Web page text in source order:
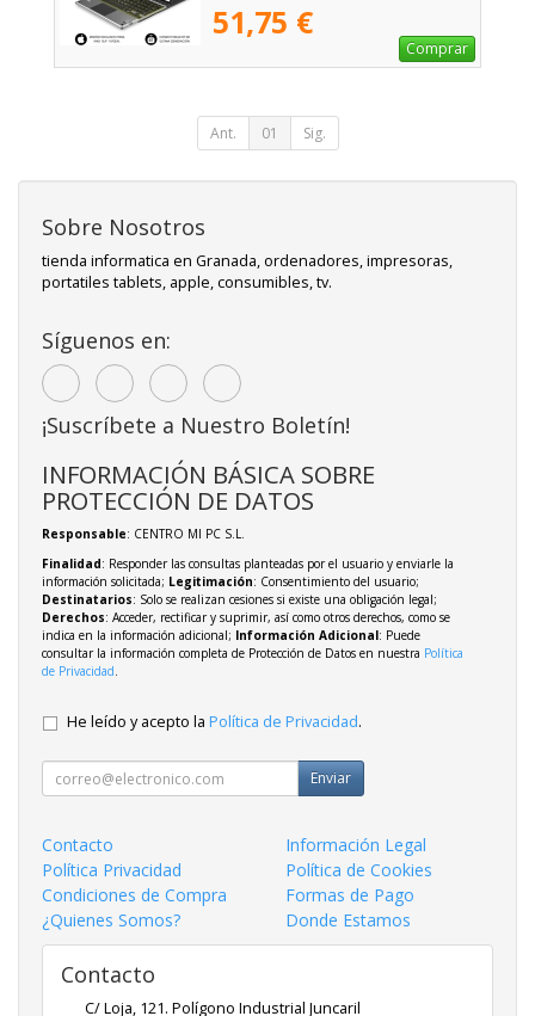
51,75 €
Comprar
Ant. 01 Sig.
Sobre Nosotros
tienda informatica en Granada, ordenadores, impresoras,
portatiles tablets, apple, consumibles, tv.
Síguenos en:
¡Suscríbete a Nuestro Boletín!
INFORMACIÓN BÁSICA SOBRE
PROTECCIÓN DE DATOS
Responsable: CENTRO MI PC S.L.
Finalidad: Responder las consultas planteadas por el usuario y enviarle la
información solicitada; Legitimación: Consentimiento del usuario;
Destinatarios: Solo se realizan cesiones si existe una obligación legal;
Derechos: Acceder, rectificar y suprimir, así como otros derechos, como se
indica en la información adicional; Información Adicional: Puede
consultar la información completa de Protección de Datos en nuestra Política
de Privacidad.
He leído y acepto la Política de Privacidad.
Enviar
Contacto
Información Legal
Política Privacidad
Política de Cookies
Condiciones de Compra
Formas de Pago
¿Quienes Somos?
Donde Estamos
Contacto
C/ Loja, 121. Polígono Industrial Juncaril